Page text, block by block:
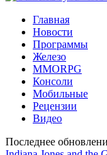
Главная
Новости
Программы
Железо
MMORPG
Консоли
Мобильные
Рецензии
Видео
Последнее